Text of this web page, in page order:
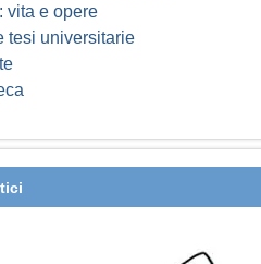
vita e opere
tesi universitarie